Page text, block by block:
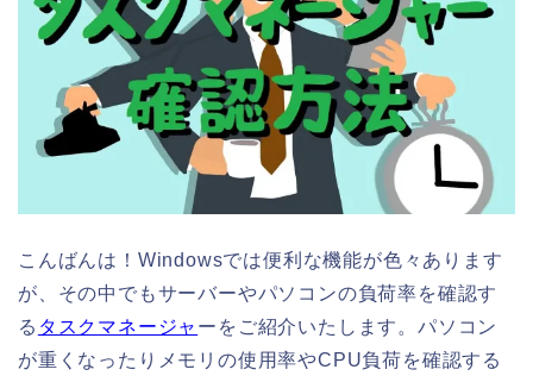
こんばんは！Windowsでは便利な機能が色々あります
が、その中でもサーバーやパソコンの負荷率を確認す
る タスクマネージャ ーをご紹介いたします。パソコン
が重くなったりメモリの使用率やCPU負荷を確認する